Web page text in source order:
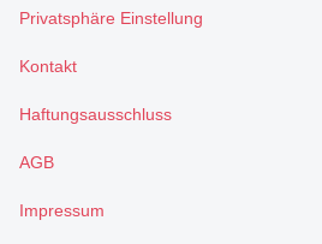
Privatsphäre Einstellung
Kontakt
Haftungsausschluss
AGB
Impressum